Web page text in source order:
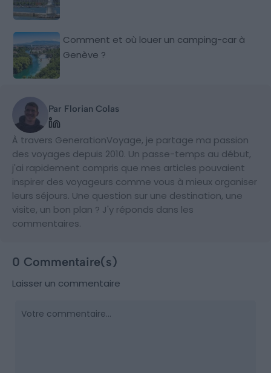
Comment et où louer un camping-car à
Genève ?
Par Florian Colas
À travers GenerationVoyage, je partage ma passion
des voyages depuis 2010. Un passe-temps au début,
j'ai rapidement compris que mes articles pouvaient
inspirer des voyageurs comme vous à mieux organiser
leurs séjours. Une question sur une destination, une
visite, un bon plan ? J'y réponds dans les
commentaires.
0 Commentaire(s)
Laisser un commentaire